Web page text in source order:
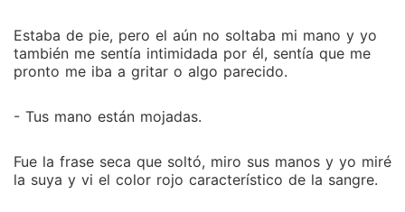
Estaba de pie, pero el aún no soltaba mi mano y yo
también me sentía intimidada por él, sentía que me
pronto me iba a gritar o algo parecido.
- Tus mano están mojadas.
Fue la frase seca que soltó, miro sus manos y yo miré
la suya y vi el color rojo característico de la sangre.